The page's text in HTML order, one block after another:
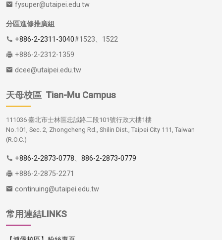
fysuper@utaipei.edu.tw
分區進修推廣組
+886-2-2311-3040#1523、1522
+886-2-2312-1359
dcee@utaipei.edu.tw
天母校區 Tian-Mu Campus
111036 臺北市士林區忠誠路二段101號行政大樓1樓
No.101, Sec. 2, Zhongcheng Rd., Shilin Dist., Taipei City 111, Taiwan
(R.O.C.)
+886-2-2873-0778、 886-2-2873-0779
+886-2-2875-2271
continuing@utaipei.edu.tw
常用連結LINKS